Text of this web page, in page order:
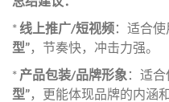
* 线上推广/短视频：适合使
型”，节奏快，冲击力强。
* 产品包装/品牌形象 ：适
型”，更能体现品牌的内涵